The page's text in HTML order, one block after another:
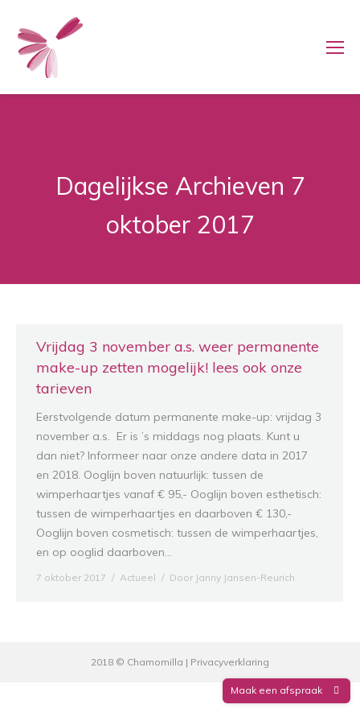
Dagelijkse Archieven 7
oktober 2017
Vrijdag 3 november a.s. weer permanente
make-up zetten mogelijk! lees ook onze
tarieven
Eerstvolgende datum permanente make-up: vrijdag 3
november a.s. Er is ’s middags nog plaats. Kunt u
dan niet? Informeer naar onze andere data in 2017
en 2018. Ooglijn boven natuurlijk: tussen de
wimperhaartjes vanaf € 95,- Ooglijn boven esthetisch:
tussen de wimperhaartjes en daarboven € 130,-
Ooglijn boven cosmetisch: tussen de wimperhaartjes,
en op ooglid daarboven…
7 oktober 2017 Actueel Door Janny Jansen-Reurich
Maak een afspraak
2018 © Chamomilla | Privacyverklaring